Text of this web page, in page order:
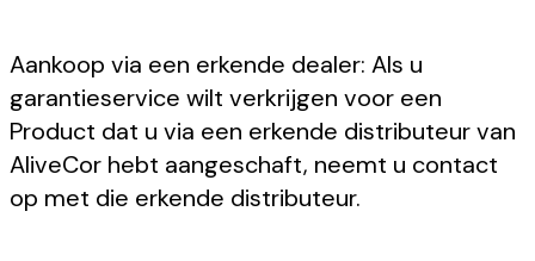
Aankoop via een erkende dealer: Als u
garantieservice wilt verkrijgen voor een
Product dat u via een erkende distributeur van
AliveCor hebt aangeschaft, neemt u contact
op met die erkende distributeur.